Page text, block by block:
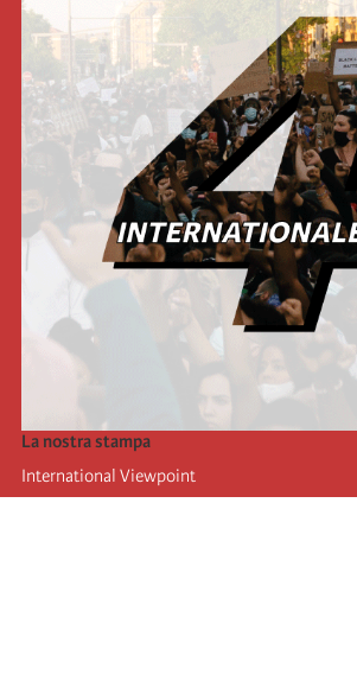
La nostra stampa
International Viewpoint